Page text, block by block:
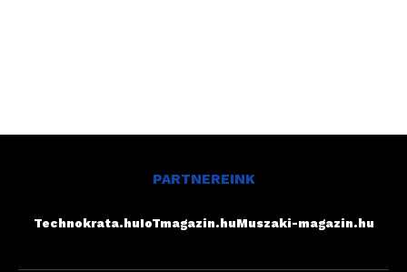
PARTNEREINK
Technokrata.huIoTmagazin.huMuszaki-magazin.hu